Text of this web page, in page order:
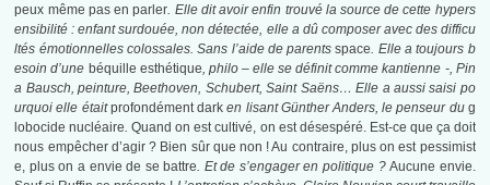
peux même pas en parler. Elle dit avoir enfin trouvé la source de cette hypers
ensibilité : enfant surdouée, non détectée, elle a dû composer avec des difficu
ltés émotionnelles colossales. Sans l’aide de parentsspace. Elle a toujours b
esoin d’une béquille esthétique, philo – elle se définit comme kantienne -, Pin
a Bausch, peinture, Beethoven, Schubert, Saint Saëns… Elle a aussi saisi po
urquoi elle étaitprofondément dark en lisant Günther Anders, le penseur du g
lobocide nucléaire.Quand on est cultivé, on est désespéré. Est-ce que ça doit
nous empêcher d’agir ? Bien sûr que non ! Au contraire, plus on est pessimist
e, plus on a envie de se battre. Et de s’engager en politique ?Aucune envie.